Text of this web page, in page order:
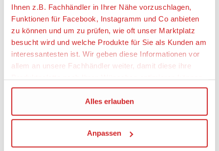
Ihnen z.B. Fachhändler in Ihrer Nähe vorzuschlagen,
Funktionen für Facebook, Instagramm und Co anbieten
zu können und um zu prüfen, wie oft unser Marktplatz
besucht wird und welche Produkte für Sie als Kunden am
interessantesten ist. Wir geben diese Informationen vor
allem an unsere Fachhändler weiter, damit diese ihre
Wir verwenden den Google Tag Manager um weitere
Dienste einzubinden.
Wenn Sie auf „Alles erlauben“, klicken, werden ein Teil
Ihrer personenbezogener Daten in die USA übertragen.
Alles erlauben
Anpassen
Artikeleigenschaften:
Anzahl Teile
109
Geeignetes Alter
Angaben zur Produktsicherheit:
Hersteller:
LEGO System A/S, Aastvej 1, 7190 Billund,
Dänemark, https://www.lego.com,